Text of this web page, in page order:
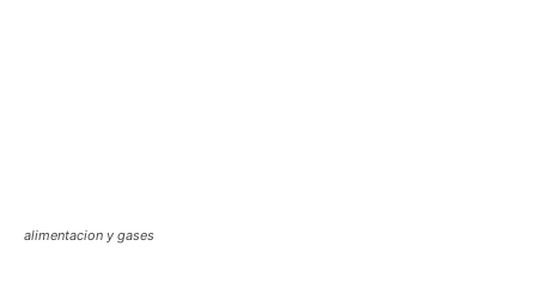
alimentacion y gases